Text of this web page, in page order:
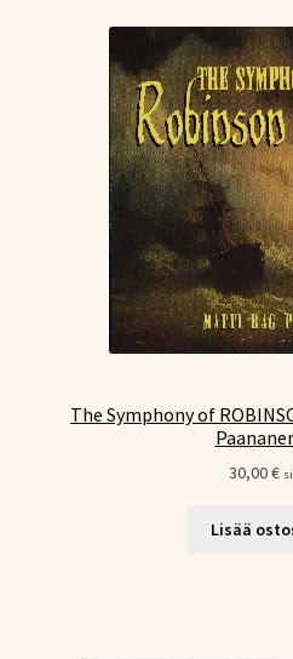
The Symphony of
30,00€
Lisää